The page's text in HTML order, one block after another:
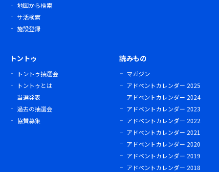
地図から検索
サ活検索
施設登録
トントゥ
トントゥ抽選会
トントゥとは
当選発表
過去の抽選会
協賛募集
読みもの
マガジン
アドベントカレンダー 2025
アドベントカレンダー 2024
アドベントカレンダー 2023
アドベントカレンダー 2022
アドベントカレンダー 2021
アドベントカレンダー 2020
アドベントカレンダー 2019
アドベントカレンダー 2018